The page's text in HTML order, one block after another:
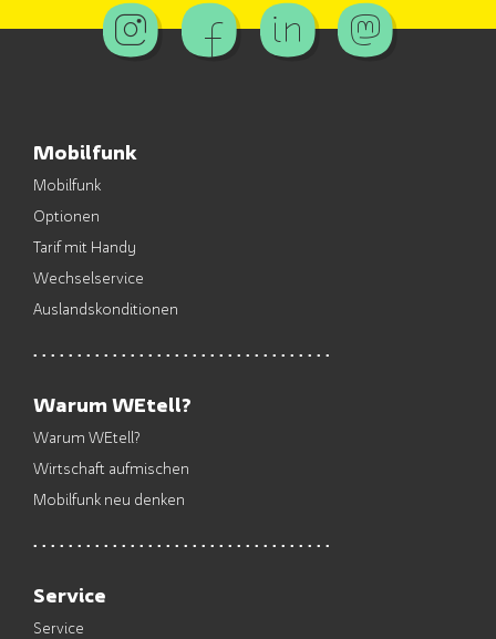
Mobilfunk
Mobilfunk
Optionen
Tarif mit Handy
Wechselservice
Auslandskonditionen
Warum WEtell?
Warum WEtell?
Wirtschaft aufmischen
Mobilfunk neu denken
Service
Service